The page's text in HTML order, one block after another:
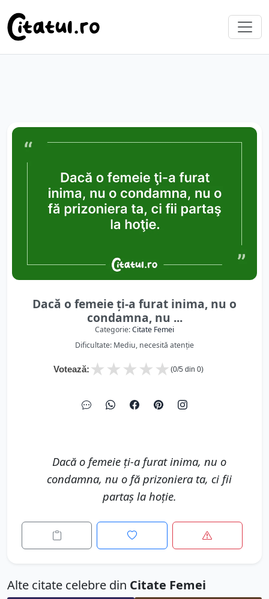
Dacă o femeie ţi-a furat inima, nu o
condamna, nu ...
Categorie:Citate Femei
Dificultate: Mediu, necesită atenție
Votează: ★
★
★
★
★ (0/5 din 0)
Dacă o femeie ţi-a furat inima, nu o
condamna, nu o fă prizoniera ta, ci fii
partaş la hoţie.
Alte citate celebre din Citate Femei